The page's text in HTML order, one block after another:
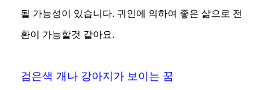
될 가능성이 있습니다. 귀인에 의하여 좋은 삶으로 전
환이 가능할것 같아요.
검은색 개나 강아지가 보이는 꿈